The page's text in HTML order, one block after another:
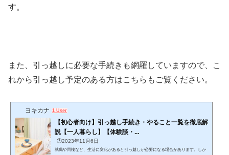
す。
また、引っ越しに必要な手続きも網羅していますので、こ
れから引っ越し予定のある方はこちらもご覧ください。
ヨキカナ 1 User
【初心者向け】引っ越し手続き・やること一覧を徹底解
説【一人暮らし】【体験談・...
🕒️2023年11月6日
就職や同棲など、生活に変化があると引っ越しが必要になる場合があります。しか